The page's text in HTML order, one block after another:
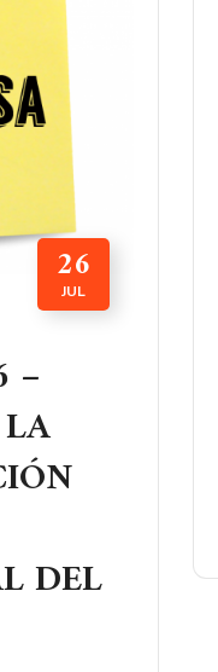
26
JUL
–
DEL